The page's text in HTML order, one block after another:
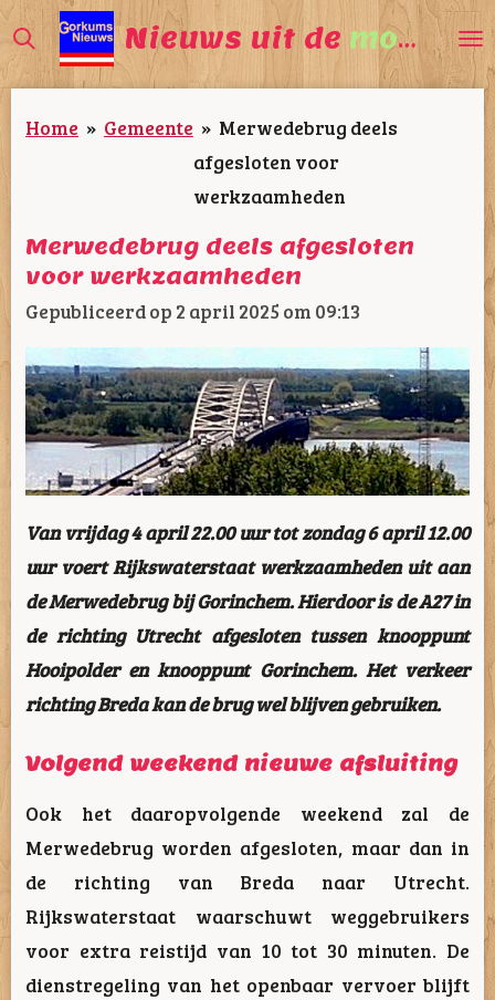
Ga
direct
naar
de
Nieuws uit de mooiste
Home » Gemeente » Merwedebrug deels
afgesloten voor
werkzaamheden
Merwedebrug deels afgesloten
voor werkzaamheden
Gepubliceerd op 2 april 2025 om 09:13
Van vrijdag 4 april 22.00 uur tot zondag 6 april 12.00
uur voert Rijkswaterstaat werkzaamheden uit aan
de Merwedebrug bij Gorinchem. Hierdoor is de A27 in
de richting Utrecht afgesloten tussen knooppunt
Hooipolder en knooppunt Gorinchem. Het verkeer
richting Breda kan de brug wel blijven gebruiken.
Volgend weekend nieuwe afsluiting
Ook het daaropvolgende weekend zal de
Merwedebrug worden afgesloten, maar dan in
de richting van Breda naar Utrecht.
Rijkswaterstaat waarschuwt weggebruikers
voor extra reistijd van 10 tot 30 minuten. De
dienstregeling van het openbaar vervoer blijft